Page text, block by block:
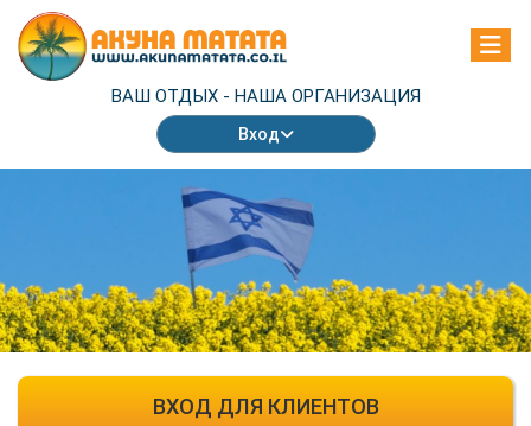
ВАШ ОТДЫХ - НАША ОРГАНИЗАЦИЯ
Вход
ВХОД ДЛЯ КЛИЕНТОВ